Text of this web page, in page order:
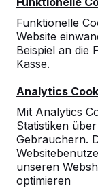
Funktionelle
Website
Beispiel an die
Kasse.
Analytics
Mit Analytics
Statistiken
Gebrauchern.
unseren
optimieren